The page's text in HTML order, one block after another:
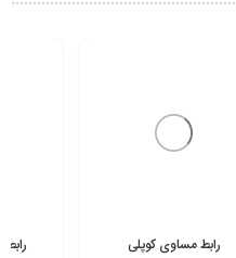
رابط مساوی کوپلی